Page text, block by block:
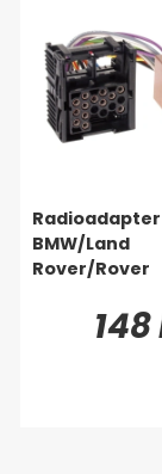
Radioadapter
BMW/Land
Rover/Rover